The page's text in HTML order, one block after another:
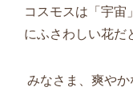
コスモスは「宇宙
にふさわしい花だ
みなさま、爽や